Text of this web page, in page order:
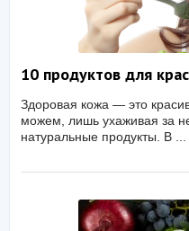
10 продуктов для
Здоровая кожа — это
можем, лишь ухаживая за
натуральные продукты. В ...